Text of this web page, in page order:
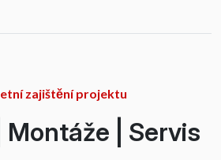
zajištění projektu
Montáže | Servis